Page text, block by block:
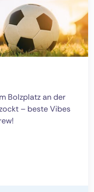
Bolzplatz an der
– beste Vibes